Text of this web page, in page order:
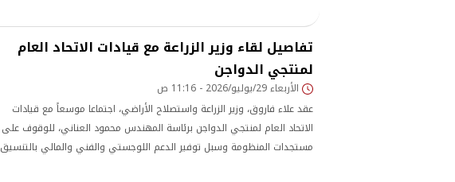
تفاصيل لقاء وزير الزراعة مع قيادات الاتحاد العام
لمنتجي الدواجن
الأربعاء 29/يوليو/2026 - 11:16 ص
عقد علاء فاروق، وزير الزراعة واستصلاح الأراضي، اجتماعا موسعاً مع قيادات
الاتحاد العام لمنتجي الدواجن برئاسة المهندس محمود العناني، للوقوف على
مستجدات المنظومة وسبل توفير الدعم اللوجستي والفني والمالي بالتنسيق